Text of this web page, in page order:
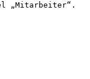
„Mitarbeiter“.